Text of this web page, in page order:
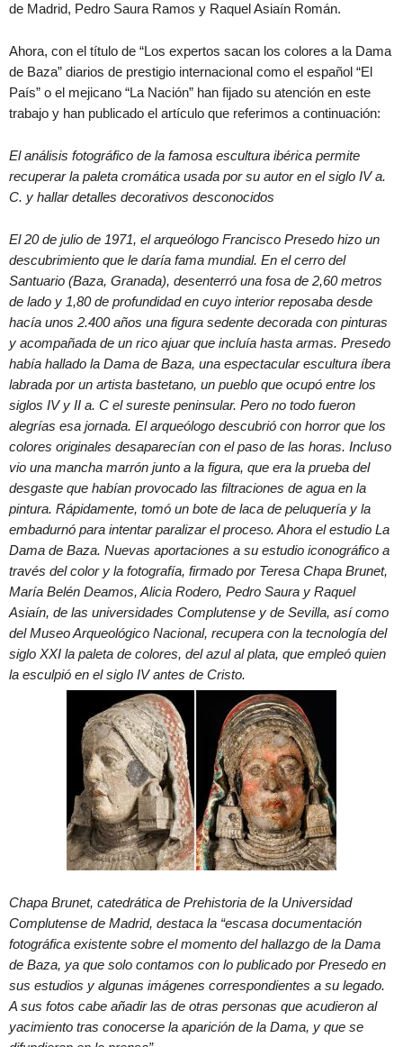
de Madrid, Pedro Saura Ramos y Raquel Asiaín Román.
Ahora, con el título de “Los expertos sacan los colores a la Dama
de Baza” diarios de prestigio internacional como el español “El
País” o el mejicano “La Nación” han fijado su atención en este
trabajo y han publicado el artículo que referimos a continuación:
El análisis fotográfico de la famosa escultura ibérica permite
recuperar la paleta cromática usada por su autor en el siglo IV a.
C. y hallar detalles decorativos desconocidos
El 20 de julio de 1971, el arqueólogo Francisco Presedo hizo un
descubrimiento que le daría fama mundial. En el cerro del
Santuario (Baza, Granada), desenterró una fosa de 2,60 metros
de lado y 1,80 de profundidad en cuyo interior reposaba desde
hacía unos 2.400 años una figura sedente decorada con pinturas
y acompañada de un rico ajuar que incluía hasta armas. Presedo
había hallado la Dama de Baza, una espectacular escultura íbera
labrada por un artista bastetano, un pueblo que ocupó entre los
siglos IV y II a. C el sureste peninsular. Pero no todo fueron
alegrías esa jornada. El arqueólogo descubrió con horror que los
colores originales desaparecían con el paso de las horas. Incluso
vio una mancha marrón junto a la figura, que era la prueba del
desgaste que habían provocado las filtraciones de agua en la
pintura. Rápidamente, tomó un bote de laca de peluquería y la
embadurnó para intentar paralizar el proceso. Ahora el estudio La
Dama de Baza. Nuevas aportaciones a su estudio iconográfico a
través del color y la fotografía, firmado por Teresa Chapa Brunet,
María Belén Deamos, Alicia Rodero, Pedro Saura y Raquel
Asiaín, de las universidades Complutense y de Sevilla, así como
del Museo Arqueológico Nacional, recupera con la tecnología del
siglo XXI la paleta de colores, del azul al plata, que empleó quien
la esculpió en el siglo IV antes de Cristo.
Chapa Brunet, catedrática de Prehistoria de la Universidad
Complutense de Madrid, destaca la “escasa documentación
fotográfica existente sobre el momento del hallazgo de la Dama
de Baza, ya que solo contamos con lo publicado por Presedo en
sus estudios y algunas imágenes correspondientes a su legado.
A sus fotos cabe añadir las de otras personas que acudieron al
yacimiento tras conocerse la aparición de la Dama, y que se